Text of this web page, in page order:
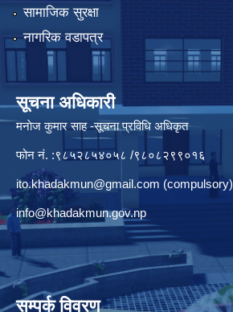
सामाजिक सुरक्षा
नागरिक वडापत्र
सूचना अधिकारी
मनाेज कुमार साह -सूचना प्रविधि अधिकृत
फोन नं. :९८५२८५४०५८ /९८०८२९९०१६
ito.khadakmun@gmail.com (compulsory)
info@khadakmun.gov.np
सम्पर्क विवरण